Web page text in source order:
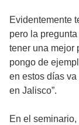
Evidentemente
pero la
tener una mejor
pongo de
en estos días
en Jalisco”.
En el